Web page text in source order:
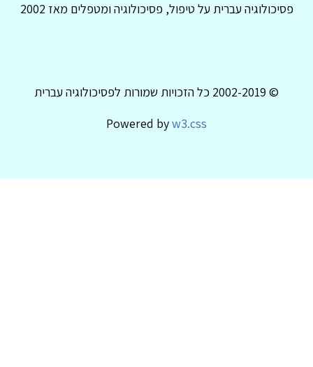
פסיכולוגיה עברית על טיפול, פסיכולוגיה ומטפלים מאז 2002
© 2002-2019 כל הזכויות שמורות לפסיכולוגיה עברית
Powered byw3.css